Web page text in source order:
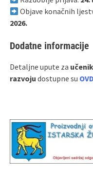
Objave konačnih
2026.
Dodatne informacije
Detaljne upute za
razvoju dostupne su